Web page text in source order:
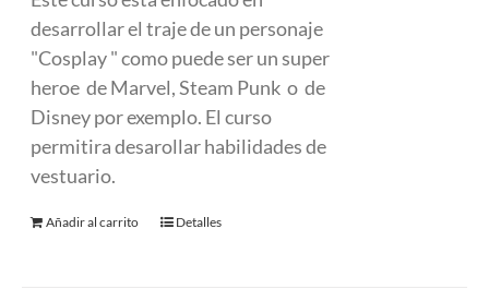
480.00 €.290.00 €.
desarrollar el traje de un personaje
"Cosplay " como puede ser un super
heroe de Marvel, Steam Punk o de
Disney por exemplo. El curso
permitira desarollar habilidades de
vestuario.
Añadir al carrito Detalles